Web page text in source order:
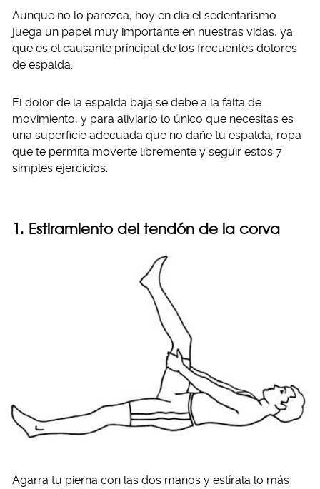
Aunque no lo parezca, hoy en día el sedentarismo
juega un papel muy importante en nuestras vidas, ya
que es el causante principal de los frecuentes dolores
de espalda.
El dolor de la espalda baja se debe a la falta de
movimiento, y para aliviarlo lo único que necesitas es
una superficie adecuada que no dañe tu espalda, ropa
que te permita moverte libremente y seguir estos 7
simples ejercicios.
1. Estiramiento del tendón de la corva
Agarra tu pierna con las dos manos y estírala lo más